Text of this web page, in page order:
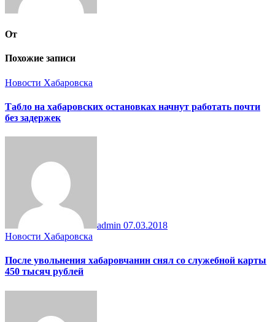
От
Похожие записи
Новости Хабаровска
Табло на хабаровских остановках начнут работать почти
без задержек
admin 07.03.2018
Новости Хабаровска
После увольнения хабаровчанин снял со служебной карты
450 тысяч рублей